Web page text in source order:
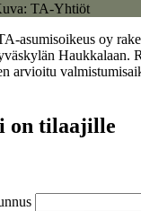
TA-Yhtiöt
asumisoikeus oy
Haukkalaan.
arvioitu
on tilaajille